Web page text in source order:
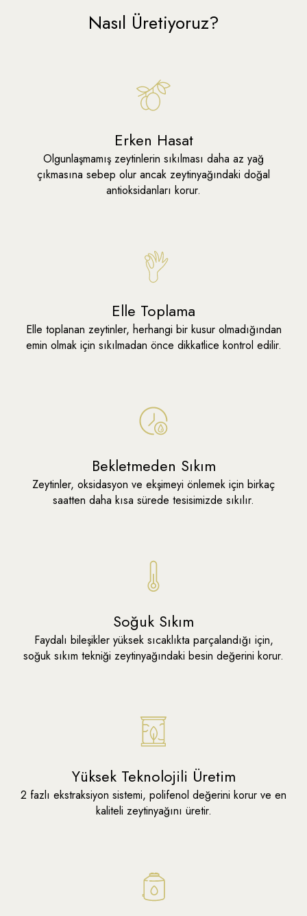
Direkt güneş ışığından ve ısıdan uzak; serin, kuru ve
ışık almayan bir yerde muhafaza ediniz.
Ambalajı açıldıktan sonra ağzı kapalı şekilde
buzdolabında saklayınız.
Açtıktan sonra tercihen 30 gün içinde tüketiniz.
Zeytinyağı ve baharatlar ile çeşnilendirerek kahvaltılarda,
meze tabaklarında ve günlük sofralarda tüketebilirsiniz.
261-290 adet/kg
Nasıl Üretiyoruz?
Erken Hasat
Olgunlaşmamış zeytinlerin sıkılması daha az yağ
çıkmasına sebep olur ancak zeytinyağındaki doğal
antioksidanları korur.
Elle Toplama
Elle toplanan zeytinler, herhangi bir kusur olmadığından
emin olmak için sıkılmadan önce dikkatlice kontrol edilir.
Bekletmeden Sıkım
Zeytinler, oksidasyon ve ekşimeyi önlemek için birkaç
saatten daha kısa sürede tesisimizde sıkılır.
Soğuk Sıkım
Faydalı bileşikler yüksek sıcaklıkta parçalandığı için,
soğuk sıkım tekniği zeytinyağındaki besin değerini korur.
Yüksek Teknolojili Üretim
2 fazlı ekstraksiyon sistemi, polifenol değerini korur ve en
kaliteli zeytinyağını üretir.